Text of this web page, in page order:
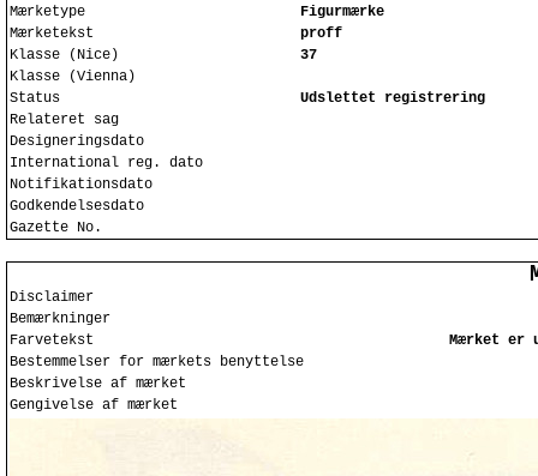
Mærketype
Figurmærke
Mærketekst
proff
Klasse (Nice)
37
Klasse (Vienna)
Status
Udslettet registrering
Relateret sag
Designeringsdato
International reg. dato
Notifikationsdato
Godkendelsesdato
Gazette No.
Disclaimer
Bemærkninger
Farvetekst
Mærket
Bestemmelser for mærkets benyttelse
Beskrivelse af mærket
Gengivelse af mærket